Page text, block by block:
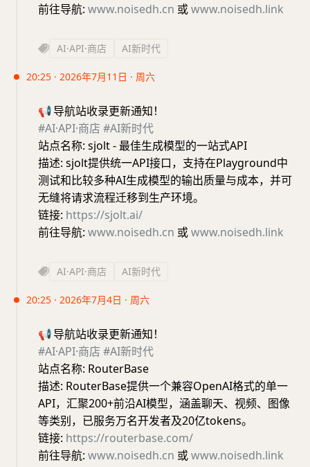
前往导航: www.noisedh.cn 或www.noisedh.link
AI·API·商店 AI新时代
20:25 · 2026年7月11日 · 周六
📢导航站收录更新通知！
#AI·API·商店 #AI新时代
站点名称: sjolt - 最佳生成模型的一站式API
描述: sjolt提供统一API接口，支持在Playground中
测试和比较多种AI生成模型的输出质量与成本，并可
无缝将请求流程迁移到生产环境。
链接: https://sjolt.ai/
前往导航: www.noisedh.cn 或www.noisedh.link
AI·API·商店 AI新时代
20:25 · 2026年7月4日 · 周六
📢导航站收录更新通知！
#AI·API·商店 #AI新时代
站点名称: RouterBase
描述: RouterBase提供一个兼容OpenAI格式的单一
API，汇聚200+前沿AI模型，涵盖聊天、视频、图像
等类别，已服务万名开发者及20亿tokens。
链接: https://routerbase.com/
前往导航: www.noisedh.cn 或www.noisedh.link